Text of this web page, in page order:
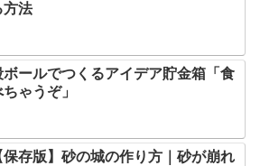
方法
ボールでつくるアイデア貯金箱「食
ちゃうぞ」
保存版】砂の城の作り方｜砂が崩れ